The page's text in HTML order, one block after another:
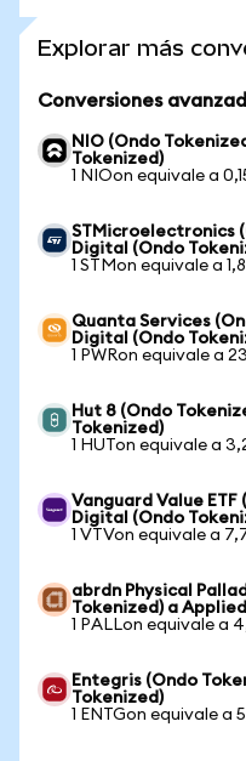
Explorar más
Conversiones
NIO (Ondo
Tokenized)
1 NIOon equivale a
STMicroelectronics
Digital (Ondo
1 STMon equivale a
Quanta Services
Digital (Ondo
1 PWRon equivale a
Hut 8 (Ondo
Tokenized)
1 HUTon equivale a
Vanguard Value
Digital (Ondo
1 VTVon equivale a
abrdn Physical
Tokenized) a
1 PALLon equivale a
Entegris (Ondo
Tokenized)
1 ENTGon equivale a